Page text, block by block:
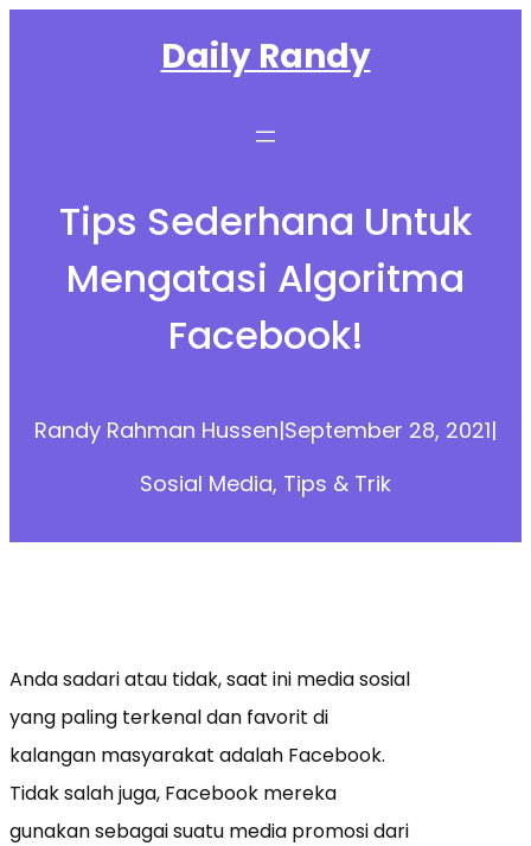
Daily Randy
Tips Sederhana Untuk
Mengatasi Algoritma
Facebook!
Randy Rahman Hussen|September 28, 2021|
Sosial Media, Tips & Trik
Anda sadari atau tidak, saat ini media sosial
yang paling terkenal dan favorit di
kalangan masyarakat adalah Facebook.
Tidak salah juga, Facebook mereka
gunakan sebagai suatu media promosi dari